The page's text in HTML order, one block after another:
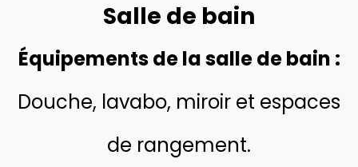
Salle de bain
Équipements de lasalle de bain :
Douche, lavabo, miroir et espaces
de rangement.